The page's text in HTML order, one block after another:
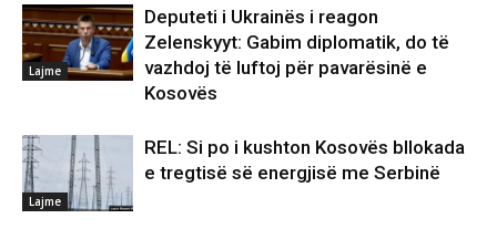
Lajme
Deputeti i Ukrainës i reagon
Zelenskyyt: Gabim diplomatik, do të
vazhdoj të luftoj për pavarësinë e
Kosovës
Lajme
REL: Si po i kushton Kosovës bllokada
e tregtisë së energjisë me Serbinë